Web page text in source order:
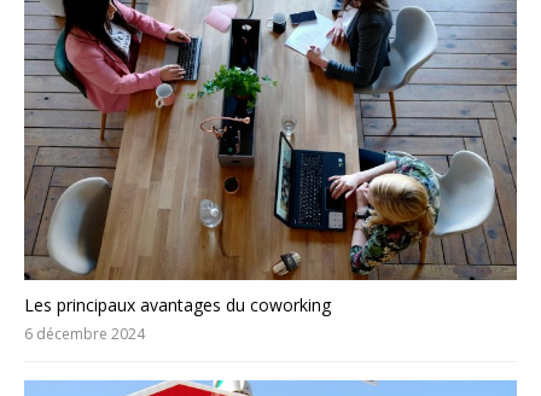
Les principaux avantages du coworking
6 décembre 2024